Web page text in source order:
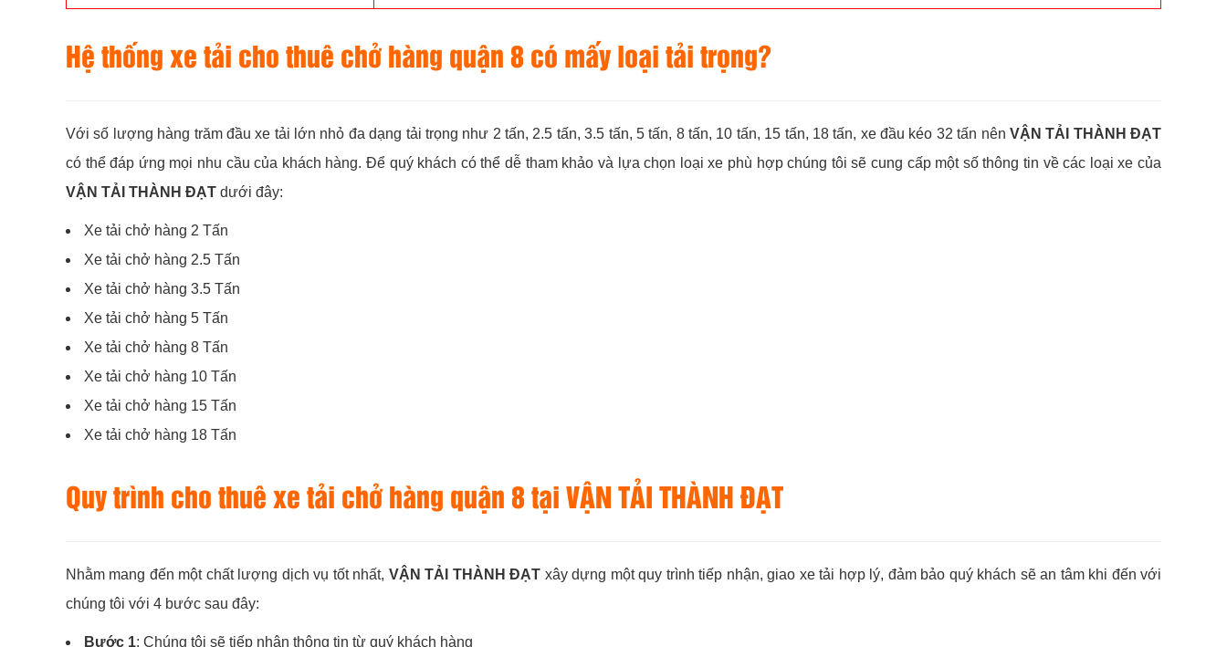
Hệ thống xe tải cho thuê chở hàng quận 8 có mấy loại tải trọng?
Với số lượng hàng trăm đầu xe tải lớn nhỏ đa dạng tải trọng như 2 tấn, 2.5 tấn, 3.5 tấn, 5 tấn, 8 tấn, 10 tấn, 15 tấn, 18 tấn, xe đầu kéo 32 tấn nên VẬN TẢI THÀNH ĐẠT
có thể đáp ứng mọi nhu cầu của khách hàng. Để quý khách có thể dễ tham khảo và lựa chọn loại xe phù hợp chúng tôi sẽ cung cấp một số thông tin về các loại xe của
VẬN TẢI THÀNH ĐẠT dưới đây:
Xe tải chở hàng 2 Tấn
Xe tải chở hàng 2.5 Tấn
Xe tải chở hàng 3.5 Tấn
Xe tải chở hàng 5 Tấn
Xe tải chở hàng 8 Tấn
Xe tải chở hàng 10 Tấn
Xe tải chở hàng 15 Tấn
Xe tải chở hàng 18 Tấn
Quy trình cho thuê xe tải chở hàng quận 8 tại VẬN TẢI THÀNH ĐẠT
Nhằm mang đến một chất lượng dịch vụ tốt nhất, VẬN TẢI THÀNH ĐẠT xây dựng một quy trình tiếp nhận, giao xe tải hợp lý, đảm bảo quý khách sẽ an tâm khi đến với
chúng tôi với 4 bước sau đây:
Bước 1: Chúng tôi sẽ tiếp nhận thông tin từ quý khách hàng